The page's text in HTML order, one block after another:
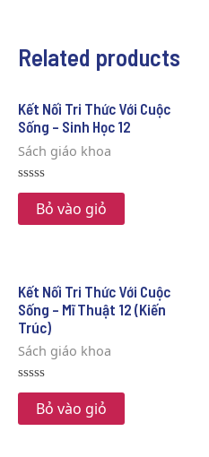
Related products
Kết Nối Tri Thức Với Cuộc
Sống – Sinh Học 12
Sách giáo khoa
Rated
of
Bỏ vào giỏ
Kết Nối Tri Thức Với Cuộc
Sống – Mĩ Thuật 12 (Kiến
Trúc)
Sách giáo khoa
Rated
of
Bỏ vào giỏ